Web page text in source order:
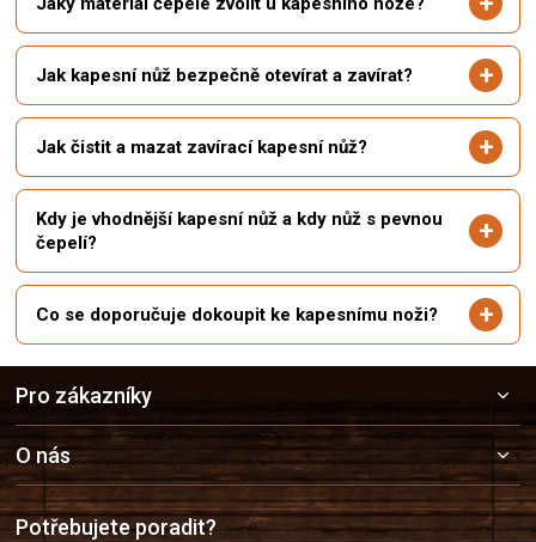
Jak kapesní nůž bezpečně otevírat a zavírat?
Jak čistit a mazat zavírací kapesní nůž?
Kdy je vhodnější kapesní nůž a kdy nůž s pevnou
čepelí?
Co se doporučuje dokoupit ke kapesnímu noži?
a
t
í
Pro zákazníky
O nás
Potřebujete poradit?